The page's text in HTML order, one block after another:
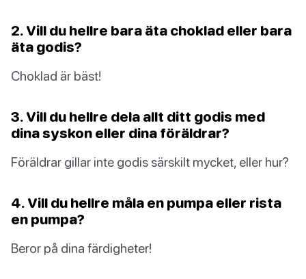
2. Vill du hellre bara äta choklad eller bara
äta godis?
Choklad är bäst!
3. Vill du hellre dela allt ditt godis med
dina syskon eller dina föräldrar?
Föräldrar gillar inte godis särskilt mycket, eller hur?
4. Vill du hellre måla en pumpa eller rista
en pumpa?
Beror på dina färdigheter!